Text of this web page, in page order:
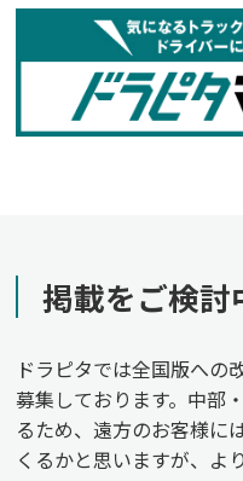
掲載をご検
ドラピタでは全国版への
募集しております。中部
るため、遠方のお客様に
くるかと思いますが、よ